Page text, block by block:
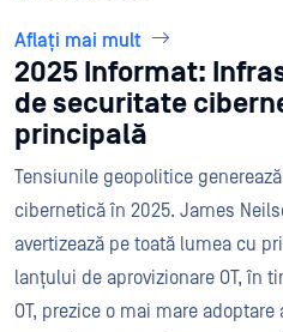
Aflați mai mult
2025 Informat:
de securitate
principală
Tensiunile geopolitice
cibernetică în 2025. James
avertizează pe toată lumea cu
lanțului de aprovizionare OT, în
OT, prezice o mai mare